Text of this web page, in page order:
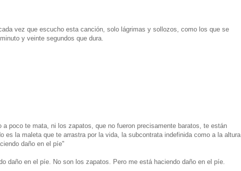
vez que escucho esta canción, solo lágrimas y sollozos, como los que se
y veinte segundos que dura.
a poco te mata, ni los zapatos, que no fueron precisamente baratos, te están
es la maleta que te arrastra por la vida, la subcontrata indefinida como a la altura
daño en el píe"
daño en el píe. No son los zapatos. Pero me está haciendo daño en el píe.